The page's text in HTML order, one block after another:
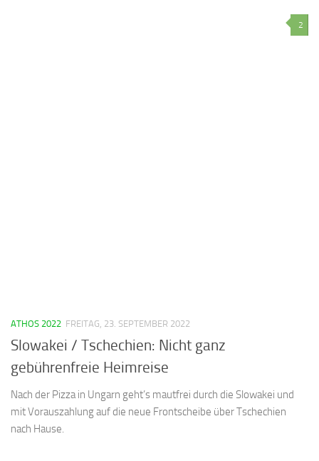
2
ATHOS 2022 FREITAG, 23. SEPTEMBER 2022
Slowakei / Tschechien: Nicht ganz
gebührenfreie Heimreise
Nach der Pizza in Ungarn geht’s mautfrei durch die Slowakei und
mit Vorauszahlung auf die neue Frontscheibe über Tschechien
nach Hause.